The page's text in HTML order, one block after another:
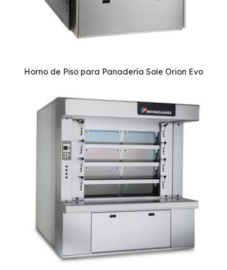
Horno de Piso para Panadería Sole Orion Evo